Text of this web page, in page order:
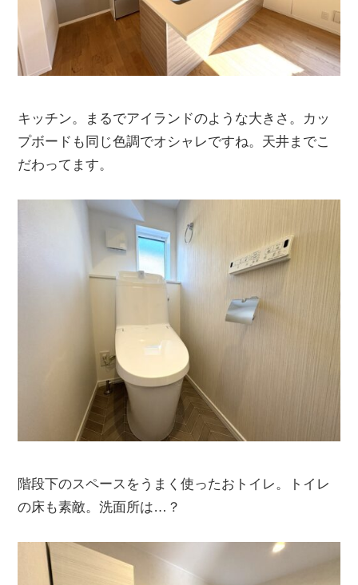
キッチン。まるでアイランドのような大きさ。カッ
プボードも同じ色調でオシャレですね。天井までこ
だわってます。
階段下のスペースをうまく使ったおトイレ。トイレ
の床も素敵。洗面所は…？